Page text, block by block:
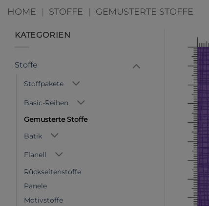
HOME | STOFFE | GEMUSTERTE STOFFE
KATEGORIEN
Stoffe
Stoffpakete
Basic-Reihen
Gemusterte Stoffe
Batik
Flanell
Rückseitenstoffe
Panele
Motivstoffe